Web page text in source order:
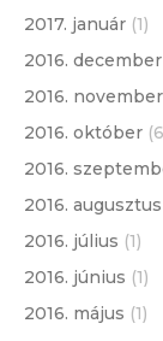
2017. január (1)
2016. december
2016. november
2016. október
2016.
2016. augusztus
2016. július (1)
2016. június (1)
2016. május (1)